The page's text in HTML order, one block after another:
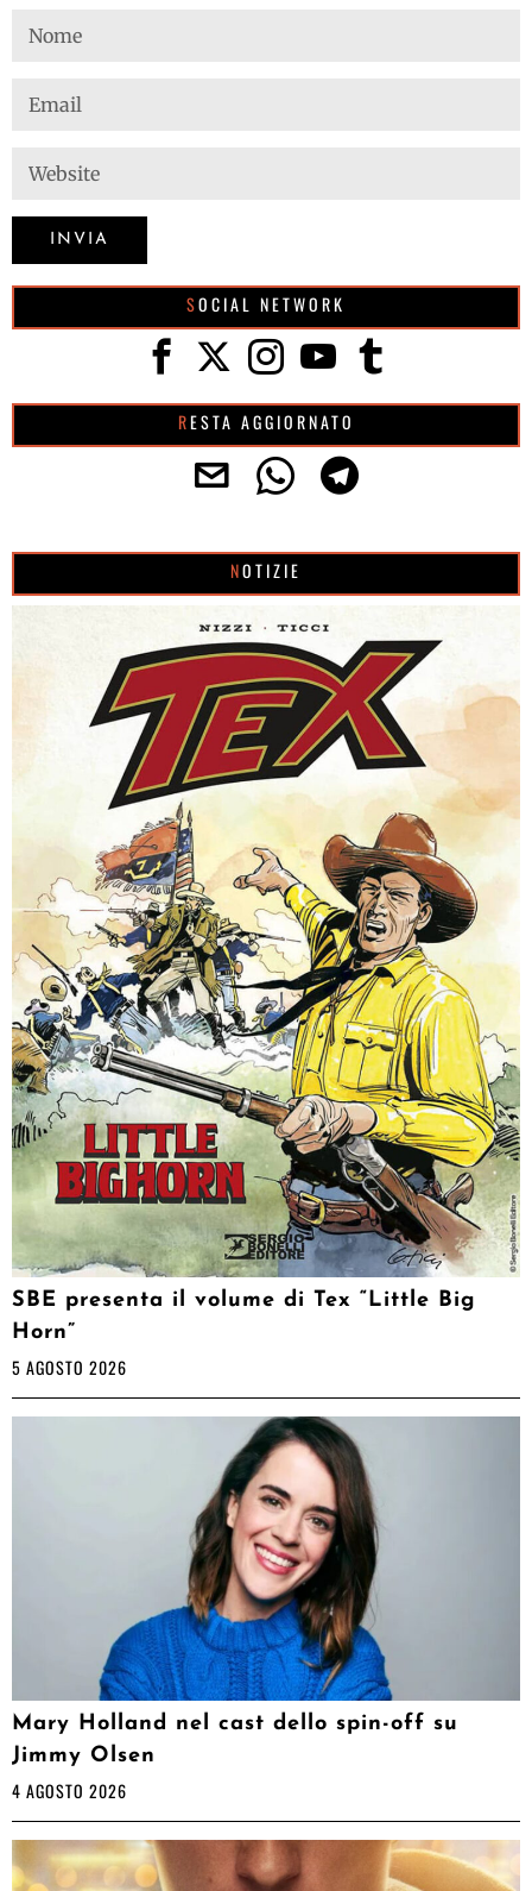
SOCIAL NETWORK
RESTA AGGIORNATO
NOTIZIE
SBE presenta il volume di Tex “Little Big
Horn”
5 AGOSTO 2026
Mary Holland nel cast dello spin-off su
Jimmy Olsen
4 AGOSTO 2026